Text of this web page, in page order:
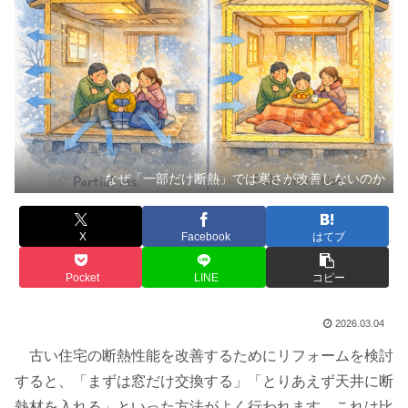
なぜ「一部だけ断熱」では寒さが改善しないのか
X Facebook はてブ
Pocket LINE コピー
2026.03.04
古い住宅の断熱性能を改善するためにリフォームを検討
すると、「まずは窓だけ交換する」「とりあえず天井に断